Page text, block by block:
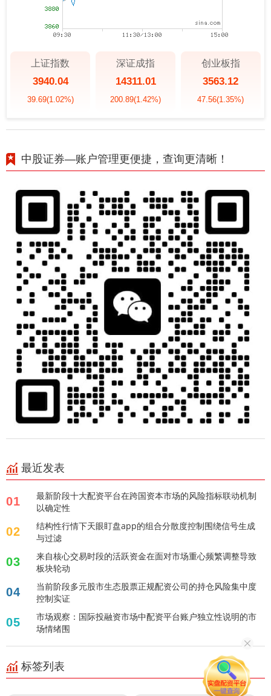
上证指数
3940.04
39.69(1.02%)
深证成指
14311.01
200.89(1.42%)
创业板指
3563.12
47.56(1.35%)
中股证券—账户管理更便捷，查询更清晰！
最近发表
01
最新阶段十大配资平台在跨国资本市场的风险指标联动机制
以确定性
02
结构性行情下天眼盯盘app的组合分散度控制围绕信号生成
与过滤
03
来自核心交易时段的活跃资金在面对市场重心频繁调整导致
板块轮动
04
当前阶段多元股市生态股票正规配资公司的持仓风险集中度
控制实证
05
市场观察：国际投融资市场中配资平台账户独立性说明的市
场情绪围
标签列表